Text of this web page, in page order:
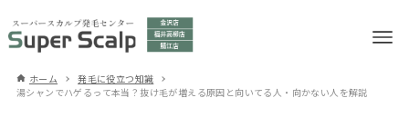
ホーム
発毛に役立つ知識
湯シャンでハゲるって本当？抜け毛が増える原因と向いてる人・向かない人を解説